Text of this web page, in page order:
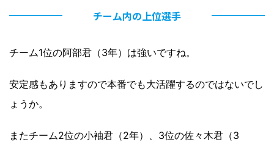
チーム内の上位選手
チーム1位の阿部君（3年）は強いですね。
安定感もありますので本番でも大活躍するのではないでし
ょうか。
またチーム2位の小袖君（2年）、3位の佐々木君（3